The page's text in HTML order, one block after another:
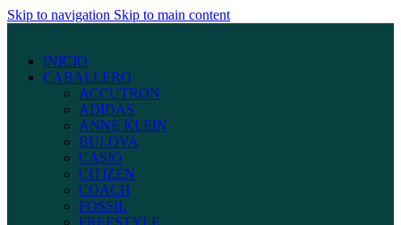
Skip to navigation Skip to main content
INICIO
CABALLERO
ACCUTRON
ADIDAS
ANNE KLEIN
BULOVA
CASIO
CITIZEN
COACH
FOSSIL
FREESTYLE